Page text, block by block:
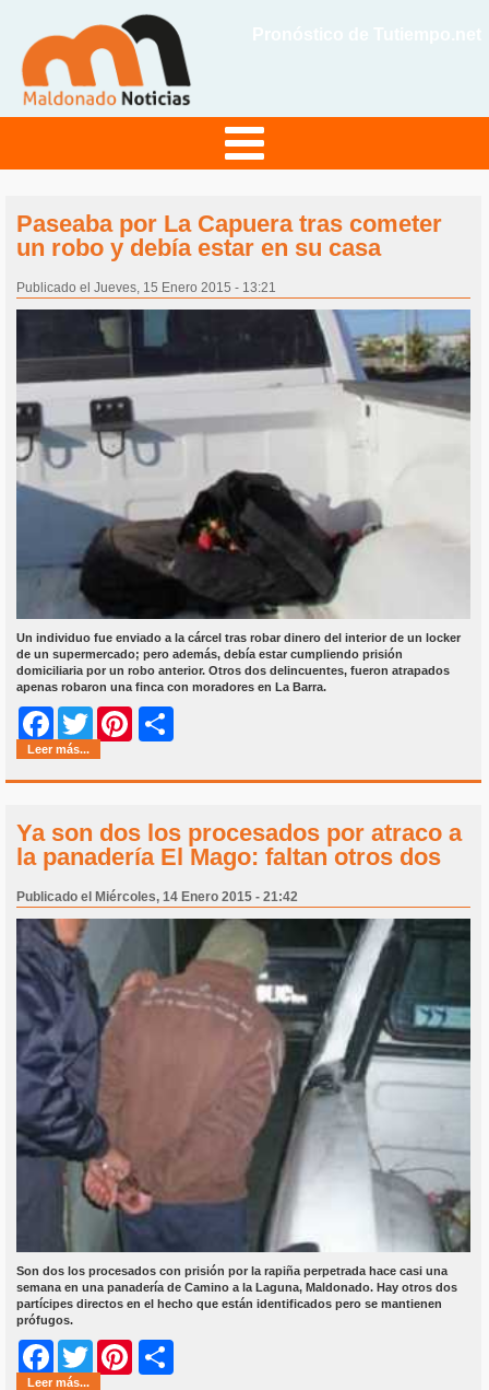
Paseaba por La Capuera tras cometer
un robo y debía estar en su casa
Publicado el Jueves, 15 Enero 2015 - 13:21
Un individuo fue enviado a la cárcel tras robar dinero del interior de un locker
de un supermercado; pero además, debía estar cumpliendo prisión
domiciliaria por un robo anterior. Otros dos delincuentes, fueron atrapados
apenas robaron una finca con moradores en La Barra.
Facebook
Twitter Pinterest
Leer más...
Ya son dos los procesados por atraco a
la panadería El Mago: faltan otros dos
Publicado el Miércoles, 14 Enero 2015 - 21:42
Son dos los procesados con prisión por la rapiña perpetrada hace casi una
semana en una panadería de Camino a la Laguna, Maldonado. Hay otros dos
partícipes directos en el hecho que están identificados pero se mantienen
prófugos.
Facebook
Twitter Pinterest
Leer más...